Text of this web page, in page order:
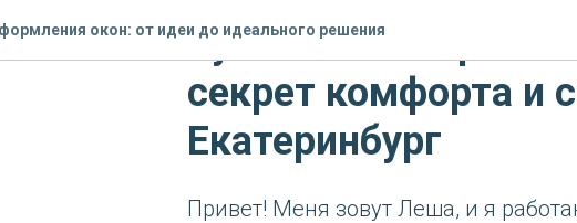
окон: от идеи до идеального решения
Рулонные шторы
секрет комфорта и
Екатеринбург
Привет! Меня зовут Леша, и я